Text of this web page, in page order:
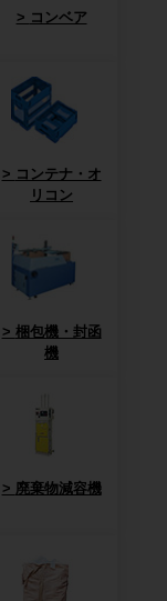
コンベア
コンテナ・オ
リコン
梱包機・封函
機
廃棄物減容機